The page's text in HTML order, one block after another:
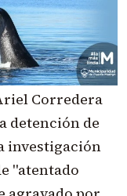
Corredera
detención de
investigación
"atentado